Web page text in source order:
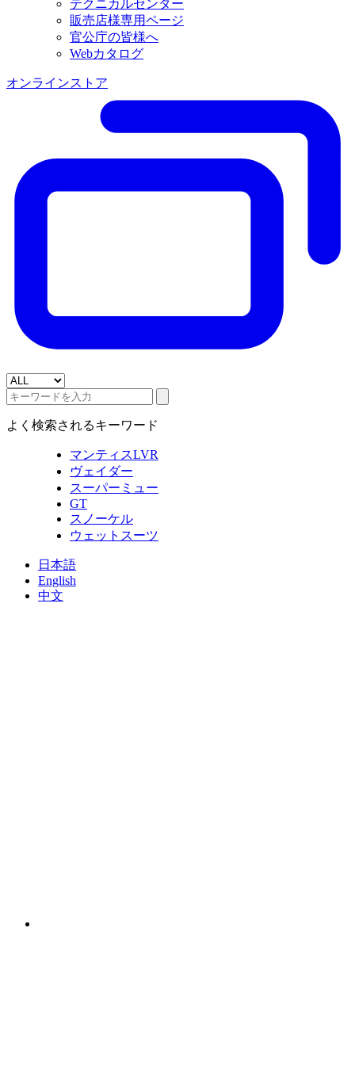
テクニカルセンター
販売店様専用ページ
官公庁の皆様へ
Webカタログ
オンラインストア
よく検索されるキーワード
マンティスLVR
ヴェイダー
スーパーミュー
GT
スノーケル
ウェットスーツ
日本語
English
中文